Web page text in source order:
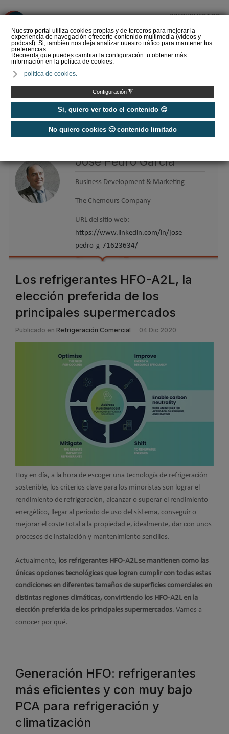
Nuestro portal utiliza cookies propias y de terceros para mejorar la
experiencia de navegación ofrecerte contenido multimedia (vídeos y
podcast). Si, también nos deja analizar nuestro tráfico para mantener tus
preferencias.
Recuerda que puedes cambiar la configuración u obtener más
información en la política de cookies.
política de cookies.
Configuración ◮
Si, quiero ver todo el contenido 😊
No quiero cookies 🙁 contenido limitado
PRESUPUESTOS
del Amperio (Episodio 3)
Etiquetas / José Pedro García
José Pedro García
Business Development & Marketing
The Chemours Company
URL del sitio web:
https://www.linkedin.com/in/jose-
pedro-g-71623634/
Los refrigerantes HFO-A2L, la
elección preferida de los
principales supermercados
Publicado en Refrigeración Comercial 04 Dic 2020
Hoy en día, a la hora de escoger una tecnología de refrigeración
sostenible, los criterios clave para los minoristas son lograr el
rendimiento de refrigeración, alcanzar o superar el rendimiento
energético, llegar al período de uso del sistema, conseguir o
mejorar el coste total a la propiedad e, idealmente, dar con unos
procesos de instalación y mantenimiento sencillos.
Actualmente, los refrigerantes HFO-A2L se mantienen como las
únicas opciones tecnológicas que logran cumplir con todas estas
condiciones en diferentes tamaños de superficies comerciales en
distintas regiones climáticas, convirtiendo los HFO-A2L en la
elección preferida de los principales supermercados. Vamos a
conocer por qué.
Generación HFO: refrigerantes
más eficientes y con muy bajo
PCA para refrigeración y
climatización